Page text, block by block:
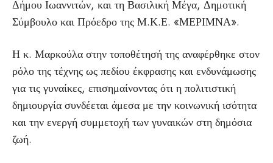
Δήμου Ιωαννιτών, και τη Βασιλική Μέγα, Δημοτική
Σύμβουλο και Πρόεδρο της Μ.Κ.Ε. «ΜΕΡΙΜΝΑ».
Η κ. Μαρκούλα στην τοποθέτησή της αναφέρθηκε στον
ρόλο της τέχνης ως πεδίου έκφρασης και ενδυνάμωσης
για τις γυναίκες, επισημαίνοντας ότι η πολιτιστική
δημιουργία συνδέεται άμεσα με την κοινωνική ισότητα
και την ενεργή συμμετοχή των γυναικών στη δημόσια
ζωή.